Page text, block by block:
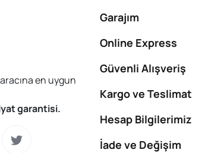
en uygun
garantisi.
Garajım
Online Express
Güvenli Alışveriş
Kargo ve Teslimat
Hesap Bilgilerimiz
İade ve Değişim